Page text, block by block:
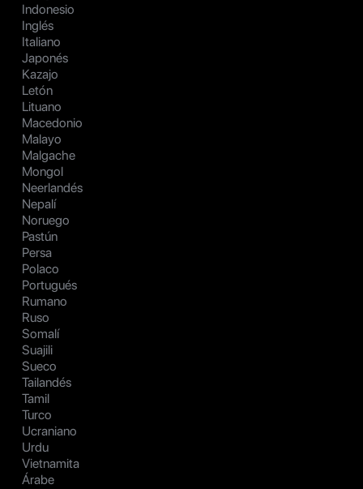
Indonesio
Inglés
Italiano
Japonés
Kazajo
Letón
Lituano
Macedonio
Malayo
Malgache
Mongol
Neerlandés
Nepalí
Noruego
Pastún
Persa
Polaco
Portugués
Rumano
Ruso
Somalí
Suajili
Sueco
Tailandés
Tamil
Turco
Ucraniano
Urdu
Vietnamita
Árabe